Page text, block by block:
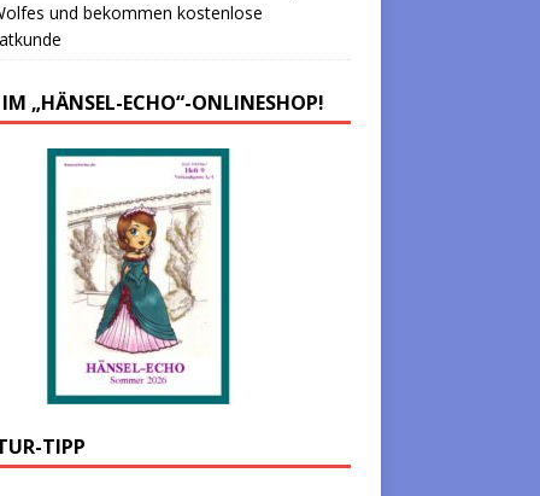
und bekommen kostenlose
„HÄNSEL-ECHO“-ONLINESHOP!
TIPP